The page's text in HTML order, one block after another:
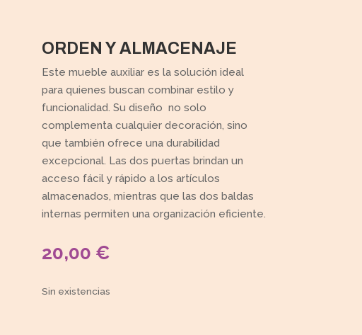
ORDEN Y ALMACENAJE
Este mueble auxiliar es la solución ideal
para quienes buscan combinar estilo y
funcionalidad. Su diseño no solo
complementa cualquier decoración, sino
que también ofrece una durabilidad
excepcional. Las dos puertas brindan un
acceso fácil y rápido a los artículos
almacenados, mientras que las dos baldas
internas permiten una organización eficiente.
20,00 €
Sin existencias